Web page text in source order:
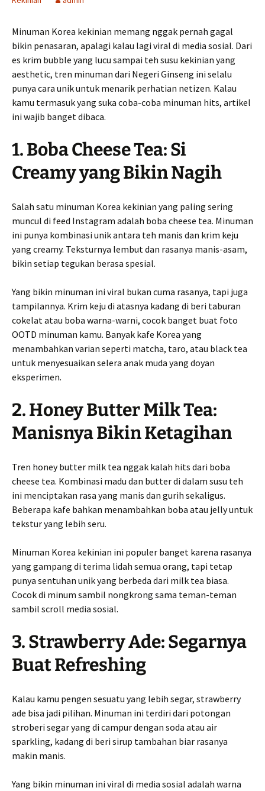
Minuman Korea kekinian memang nggak pernah gagal
bikin penasaran, apalagi kalau lagi viral di media sosial. Dari
es krim bubble yang lucu sampai teh susu kekinian yang
aesthetic, tren minuman dari Negeri Ginseng ini selalu
punya cara unik untuk menarik perhatian netizen. Kalau
kamu termasuk yang suka coba-coba minuman hits, artikel
ini wajib banget dibaca.
1. Boba Cheese Tea: Si
Creamy yang Bikin Nagih
Salah satu minuman Korea kekinian yang paling sering
muncul di feed Instagram adalah boba cheese tea. Minuman
ini punya kombinasi unik antara teh manis dan krim keju
yang creamy. Teksturnya lembut dan rasanya manis-asam,
bikin setiap tegukan berasa spesial.
Yang bikin minuman ini viral bukan cuma rasanya, tapi juga
tampilannya. Krim keju di atasnya kadang di beri taburan
cokelat atau boba warna-warni, cocok banget buat foto
OOTD minuman kamu. Banyak kafe Korea yang
menambahkan varian seperti matcha, taro, atau black tea
untuk menyesuaikan selera anak muda yang doyan
eksperimen.
2. Honey Butter Milk Tea:
Manisnya Bikin Ketagihan
Tren honey butter milk tea nggak kalah hits dari boba
cheese tea. Kombinasi madu dan butter di dalam susu teh
ini menciptakan rasa yang manis dan gurih sekaligus.
Beberapa kafe bahkan menambahkan boba atau jelly untuk
tekstur yang lebih seru.
Minuman Korea kekinian ini populer banget karena rasanya
yang gampang di terima lidah semua orang, tapi tetap
punya sentuhan unik yang berbeda dari milk tea biasa.
Cocok di minum sambil nongkrong sama teman-teman
sambil scroll media sosial.
3. Strawberry Ade: Segarnya
Buat Refreshing
Kalau kamu pengen sesuatu yang lebih segar, strawberry
ade bisa jadi pilihan. Minuman ini terdiri dari potongan
stroberi segar yang di campur dengan soda atau air
sparkling, kadang di beri sirup tambahan biar rasanya
makin manis.
Yang bikin minuman ini viral di media sosial adalah warna